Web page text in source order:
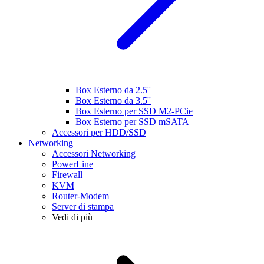
Box Esterno da 2.5''
Box Esterno da 3.5''
Box Esterno per SSD M2-PCie
Box Esterno per SSD mSATA
Accessori per HDD/SSD
Networking
Accessori Networking
PowerLine
Firewall
KVM
Router-Modem
Server di stampa
Vedi di più